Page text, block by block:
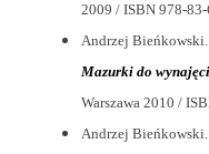
2009 / ISBN 978-
Andrzej Bieńkowski.
Mazurki do
Warszawa 2010 /
Andrzej Bieńkowski.